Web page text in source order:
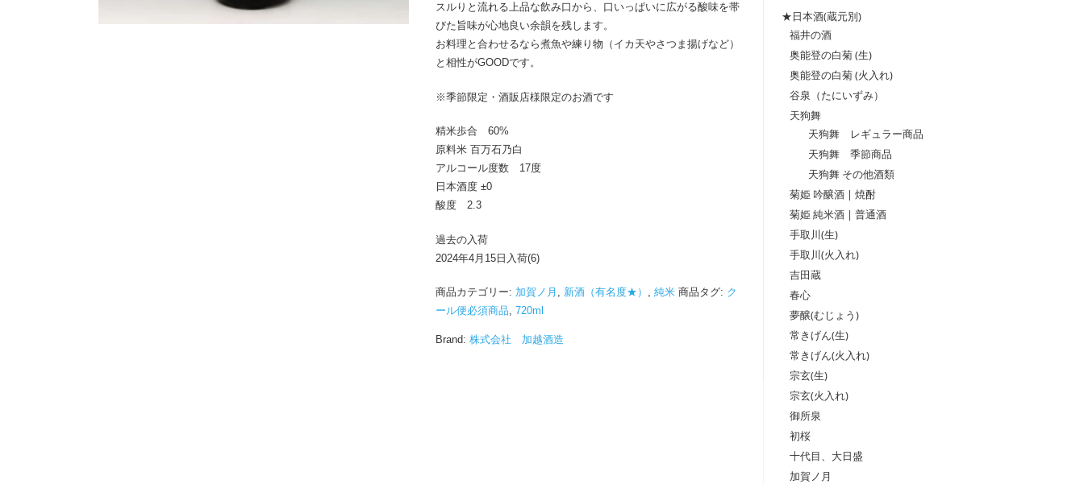
スルりと流れる上品な飲み口から、口いっぱいに広がる酸味を帯
びた旨味が心地良い余韻を残します。
お料理と合わせるなら煮魚や練り物（イカ天やさつま揚げなど）
と相性がGOODです。
※季節限定・酒販店様限定のお酒です
精米歩合 60%
原料米 百万石乃白
アルコール度数 17度
日本酒度 ±0
酸度 2.3
過去の入荷
2024年4月15日入荷(6)
商品カテゴリー: 加賀ノ月 , 新酒（有名度★） , 純米 商品タグ: ク
ール便必須商品, 720ml
Brand: 株式会社 加越酒造
★日本酒(蔵元別)
福井の酒
奥能登の白菊 (生)
奥能登の白菊 (火入れ)
谷泉（たにいずみ）
天狗舞
天狗舞 レギュラー商品
天狗舞 季節商品
天狗舞 その他酒類
菊姫 吟醸酒 | 焼酎
菊姫 純米酒 | 普通酒
手取川(生)
手取川(火入れ)
吉田蔵
春心
夢醸(むじょう)
常きげん(生)
常きげん(火入れ)
宗玄(生)
宗玄(火入れ)
御所泉
初桜
十代目、大日盛
加賀ノ月